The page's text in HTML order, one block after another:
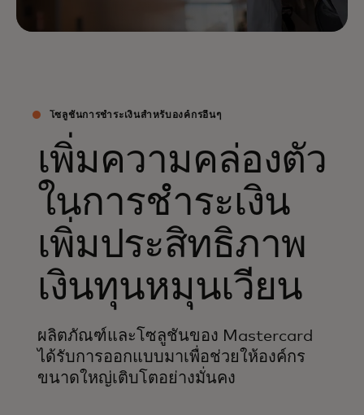
โซลูชันการชำระเงินสำหรับองค์กรอื่นๆ
เพิ่มความคล่องตัว
ในการชำระเงิน
เพิ่มประสิทธิภาพ
เงินทุนหมุนเวียน
ผลิตภัณฑ์และโซลูชันของ Mastercard
ได้รับการออกแบบมาเพื่อช่วยให้องค์กร
ขนาดใหญ่เติบโตอย่างมั่นคง